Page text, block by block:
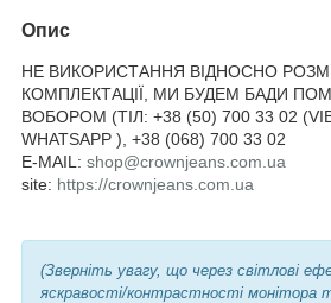
Опис
НЕ ВИКОРИСТАННЯ ВІДНОСНО
КОМПЛЕКТАЦІЇ, МИ БУДЕМ БАДИ
ВОБОРОМ (ТІЛ: +38 (50) 700 33 02
WHATSAPP ), +38 (068) 700 33 02
E-MAIL: shop@crownjeans.com.ua
site: https://crownjeans.com.ua
(Зверніть увагу, що через світлові
яскравості/контрастності